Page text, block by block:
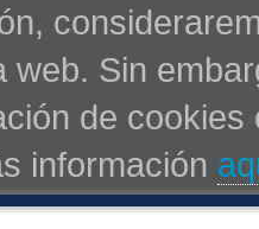
web. Sin
de
información